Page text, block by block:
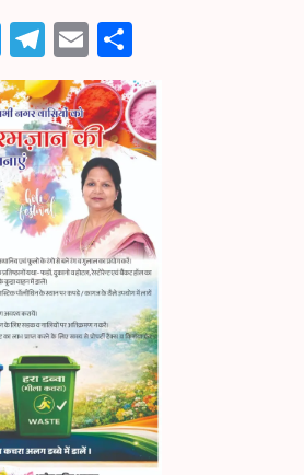
T
wi
tte
r
Te
le
gr
a
m
E
m
ail
ha
re